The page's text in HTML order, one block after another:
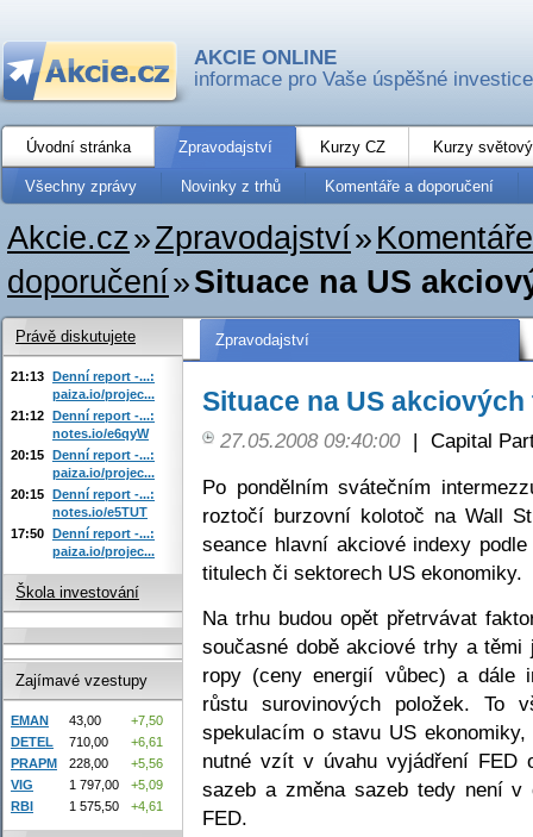
AKCIE ONLINE
informace pro Vaše úspěšné investice
Úvodní stránka Zpravodajství Kurzy CZ Kurzy
Všechny zprávy Novinky z trhů Komentáře a doporučení
Akcie.cz»Zpravodajství»
doporučení»Situace na US
Zpravodajství
Situace na US
27.05.2008 09:40:00 | Capital
Po pondělním svátečním
roztočí burzovní kolotoč na Wall
seance hlavní akciové indexy
titulech či sektorech US ekonomiky.
Na trhu budou opět přetrvávat
současné době akciové trhy a
ropy (ceny energií vůbec) a dále
růstu surovinových položek. To
spekulacím o stavu US
nutné vzít v úvahu vyjádření FED
sazeb a změna sazeb tedy není v
FED.
Právě diskutujete
21:13 Denní report -...:
paiza.io/projec...
21:12 Denní report -...:
notes.io/e6qyW
20:15 Denní report -...:
paiza.io/projec...
20:15 Denní report -...:
notes.io/e5TUT
17:50 Denní report -...:
paiza.io/projec...
Škola investování
Zajímavé vzestupy
EMAN 43,00
+7,50
DETEL
710,00
+6,61
PRAPM
228,00
+5,56
VIG
1 797,00
+5,09
RBI
1 575,50 +4,61